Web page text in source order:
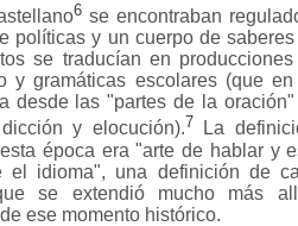
6 se encontraban
políticas y un cuerpo de
se traducían en
y gramáticas escolares (que
desde las "partes de la
y elo­cución).7 La
época era "arte de hablar y
el idioma", una definición de
se extendió mucho más
ese momento histórico.